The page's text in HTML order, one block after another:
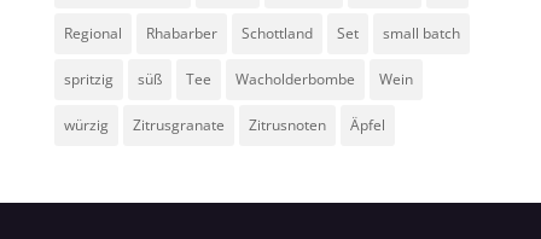
Regional Rhabarber Schottland Set small batch
spritzig süß Tee Wacholderbombe Wein
würzig Zitrusgranate Zitrusnoten Äpfel